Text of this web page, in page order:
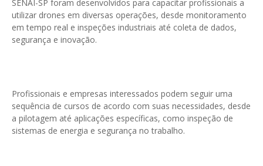
SENAI-SP foram desenvolvidos para capacitar profissionais a
utilizar drones em diversas operações, desde monitoramento
em tempo real e inspeções industriais até coleta de dados,
segurança e inovação.
Profissionais e empresas interessados podem seguir uma
sequência de cursos de acordo com suas necessidades, desde
a pilotagem até aplicações específicas, como inspeção de
sistemas de energia e segurança no trabalho.